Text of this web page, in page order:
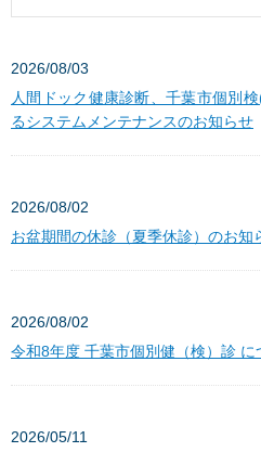
2026/08/03
人間ドック健康診断、千葉市個別
るシステムメンテナンスのお知らせ
2026/08/02
お盆期間の休診（夏季休診）のお知
2026/08/02
令和8年度 千葉市個別健（検）診 に
2026/05/11